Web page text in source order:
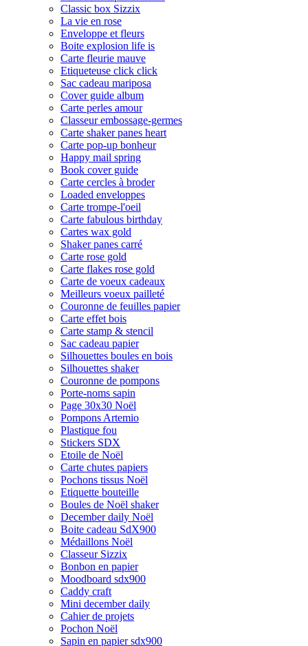
Classic box Sizzix
La vie en rose
Enveloppe et fleurs
Boite explosion life is
Carte fleurie mauve
Etiqueteuse click click
Sac cadeau mariposa
Cover guide album
Carte perles amour
Classeur embossage-germes
Carte shaker panes heart
Carte pop-up bonheur
Happy mail spring
Book cover guide
Carte cercles à broder
Loaded enveloppes
Carte trompe-l'oeil
Carte fabulous birthday
Cartes wax gold
Shaker panes carré
Carte rose gold
Carte flakes rose gold
Carte de voeux cadeaux
Meilleurs voeux pailleté
Couronne de feuilles papier
Carte effet bois
Carte stamp & stencil
Sac cadeau papier
Silhouettes boules en bois
Silhouettes shaker
Couronne de pompons
Porte-noms sapin
Page 30x30 Noël
Pompons Artemio
Plastique fou
Stickers SDX
Etoile de Noël
Carte chutes papiers
Pochons tissus Noël
Etiquette bouteille
Boules de Noël shaker
December daily Noël
Boite cadeau SdX900
Médaillons Noël
Classeur Sizzix
Bonbon en papier
Moodboard sdx900
Caddy craft
Mini december daily
Cahier de projets
Pochon Noël
Sapin en papier sdx900